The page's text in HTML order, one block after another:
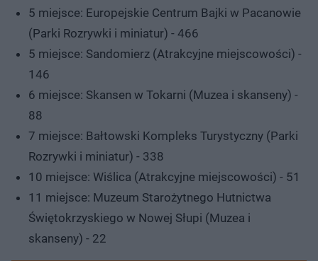
5 miejsce: Europejskie Centrum Bajki w Pacanowie
(Parki Rozrywki i miniatur) - 466
5 miejsce: Sandomierz (Atrakcyjne miejscowości) -
146
6 miejsce: Skansen w Tokarni (Muzea i skanseny) -
88
7 miejsce: Bałtowski Kompleks Turystyczny (Parki
Rozrywki i miniatur) - 338
10 miejsce: Wiślica (Atrakcyjne miejscowości) - 51
11 miejsce: Muzeum Starożytnego Hutnictwa
Świętokrzyskiego w Nowej Słupi (Muzea i
skanseny) - 22